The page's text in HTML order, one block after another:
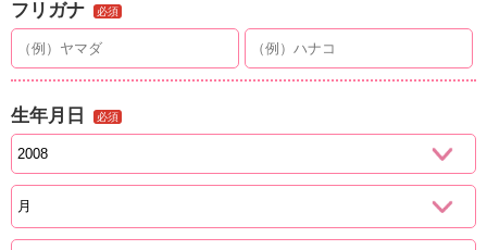
フリガナ 必須
生年月日 必須